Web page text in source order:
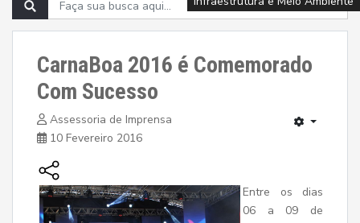
CarnaBoa 2016 é Comemorado
Com Sucesso
Assessoria de Imprensa
10 Fevereiro 2016
Entre os dias
06 a 09 de